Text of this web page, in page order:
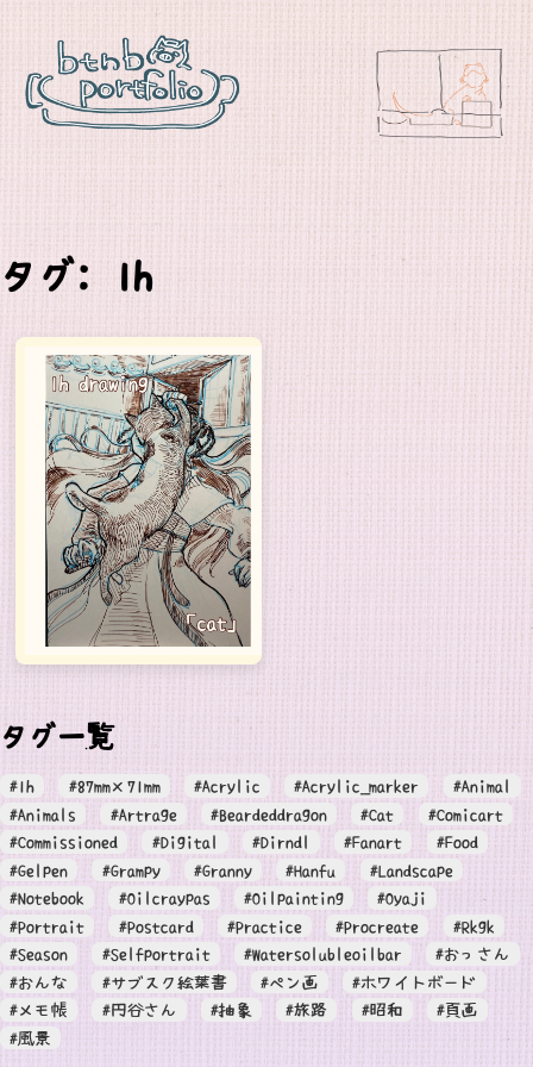
タグ: 1h
タグ一覧
#1h #87mm×71mm #Acrylic #Acrylic_marker
#Animal
#Animals
#Artrage #Beardeddragon #Cat
#Comicart
#Commissioned
#Digital #Dirndl #Fanart
#Food
#Gelpen
#Grampy #Granny #Hanfu
#Landscape
#Notebook
#Oilcraypas #Oilpainting
#Oyaji
#Portrait
#Postcard #Practice #Procreate
#Rkgk
#Season
#Selfportrait #Watersolubleoilbar
#おっさん
#おんな
#サブスク絵葉書 #ペン画
#ホワイトボード
#メモ帳
#円谷さん #抽象 #旅路 #昭和
#頁画
#風景